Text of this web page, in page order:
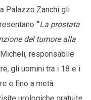
a Palazzo Zanchi gli
“La prostata
del tumore alla
responsabile
gli uomini tra i 18 e i
e fino a metà
urologiche gratuite